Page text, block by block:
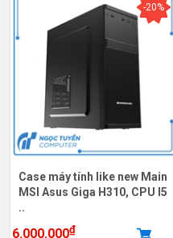
-20%
Case máy tính like new Main
MSI Asus Giga H310, CPU I5
..
6.000.000₫